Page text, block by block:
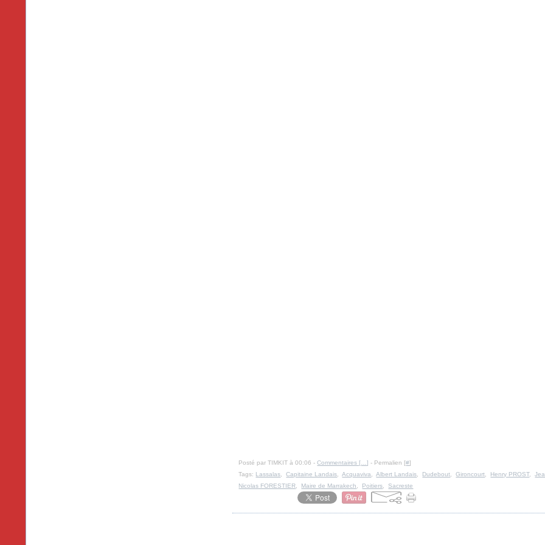
Posté par TIMKIT à 00:06 -Commentaires [ …] - Permalien [#]
Tags: Lassalas ,Capitaine Landais ,Acquaviva ,Albert Landais Dudebout ,Gironcourt Henry PROST,
Nicolas FORESTIER
Maire de Marrakech Poitiers ,Sacreste